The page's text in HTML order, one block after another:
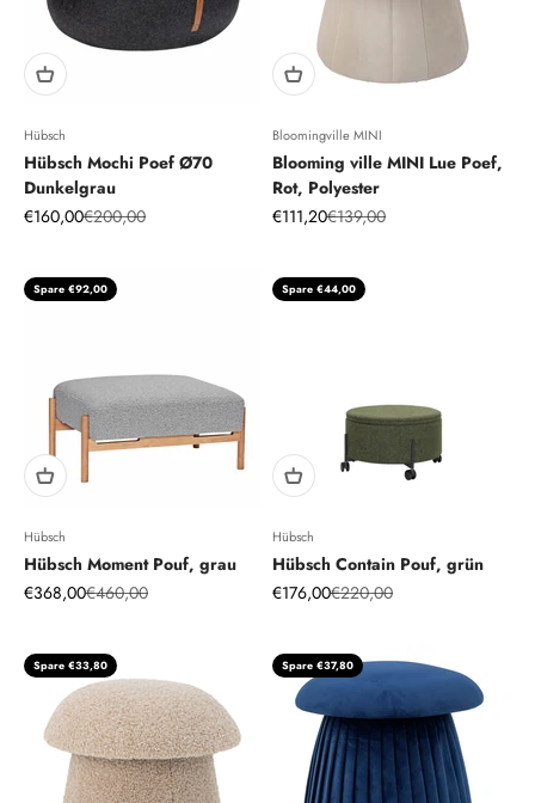
Hübsch
Hübsch Mochi Poef Ø70
Dunkelgrau
Angebot
€160,00Regulärer Preis
€200,00
Bloomingville MINI
Blooming ville MINI Lue Poef,
Rot, Polyester
Angebot
€111,20Regulärer Preis
€139,00
Spare €92,00
Hübsch
Hübsch Moment Pouf, grau
Angebot
€368,00Regulärer Preis
€460,00
Spare €44,00
Hübsch
Hübsch Contain Pouf, grün
Angebot
€176,00Regulärer Preis
€220,00
Spare €33,80 Spare €37,80